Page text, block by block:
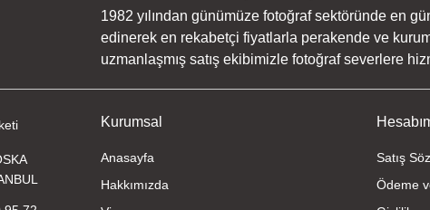
1982 yılından günümüze fotoğraf sektöründe en
edinerek en rekabetçi fiyatlarla perakende ve
uzmanlaşmış satış ekibimizle fotoğraf severlere
Kurumsal
Anasayfa
Hakkımızda
Satış
Ödeme